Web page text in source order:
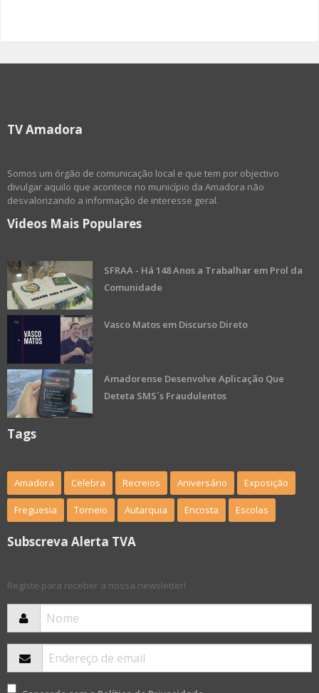
TV Amadora
Somos um órgão de comunicação local e que tem por objectivo
divulgar aquilo que acontece no município da Amadora não
desvalorizando a informação de interesse geral.
Videos Mais Populares
SFRAA - Há 148 Anos a Trabalhar em Prol da
Comunidade
Vasco Matos em Discurso Direto
Amadorense Desenvolve Aplicação Que
Deteta SMS´s Fraudulentos
Tags
Amadora Celebra Recreios Aniversário Exposição
Freguesia Torneio Autarquia Encosta Escolas
Subscreva Alerta TVA
Registe para receber a nossa newsletter!